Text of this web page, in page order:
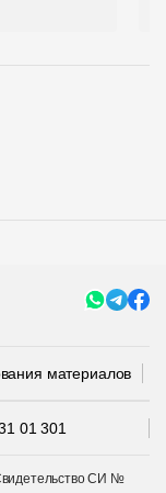
материалов
01 301
СИ №